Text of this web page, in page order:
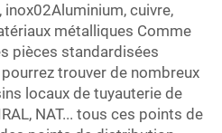
cuivre,
métalliques Comme
pièces standardisées
trouver de nombreux
locaux de tuyauterie de
NAT... tous ces points de